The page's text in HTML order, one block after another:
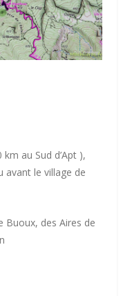
au Sud d’Apt ),
avant le village de
des Aires de